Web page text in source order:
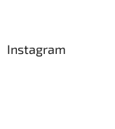
Instagram